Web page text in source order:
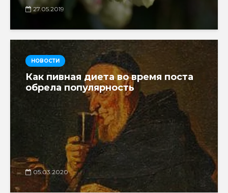
27.05.2019
НОВОСТИ
Как пивная диета во время поста
обрела популярность
05.03.2020